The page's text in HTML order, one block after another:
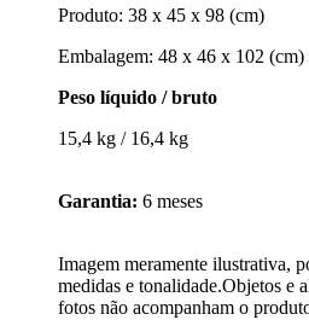
Produto: 38 x 45 x 98 (cm)
Embalagem: 48 x 46 x 102 (cm)
Peso líquido / bruto
15,4 kg / 16,4 kg
Garantia: 6 meses
Imagem meramente ilustrativa,
medidas e tonalidade.Objetos e
fotos não acompanham o